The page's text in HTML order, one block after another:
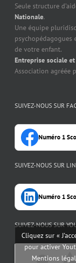
Seule structure
Nationale.
Une équipe
psychopédagogues
de votre enfant.
Entreprise sociale
Association agréée
SUIVEZ-NOUS SUR
Numéro 1
SUIVEZ-NOUS SUR
Numéro 1
SUIVEZ-NOUS SUR
Cliquez sur «
pour activer
Mentions